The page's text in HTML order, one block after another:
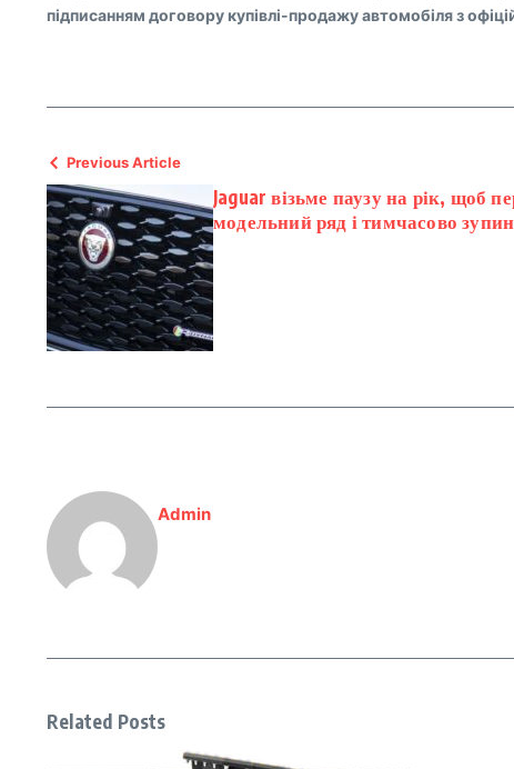
підписанням договору купівлі-продажу автомобіля з
Previous Article
Jaguar візьме паузу на рік, щоб
модельний ряд і тимчасово
Admin
Related Posts